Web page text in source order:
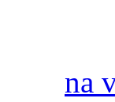
na